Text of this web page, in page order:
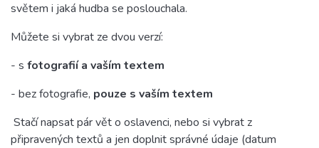
světem i jaká hudba se poslouchala.
Můžete si vybrat ze dvou verzí:
- s fotografií a vaším textem
- bez fotografie, pouze s vaším textem
Stačí napsat pár vět o oslavenci, nebo si vybrat z
připravených textů a jen doplnit správné údaje (datum